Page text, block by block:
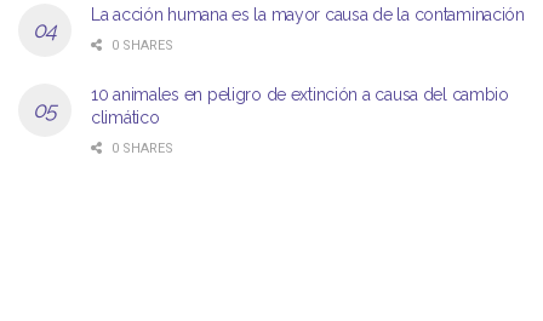
La acción humana es la mayor causa de la contaminación
0 SHARES
10 animales en peligro de extinción a causa del cambio
climático
0 SHARES